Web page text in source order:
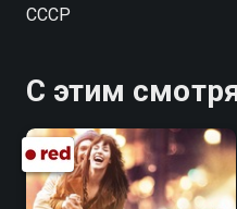
СССР
С этим